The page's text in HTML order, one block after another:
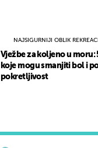
NAJSIGURNIJI OBLIK
Vježbe za koljeno u moru:
koje mogu smanjiti bol i
pokretljivost